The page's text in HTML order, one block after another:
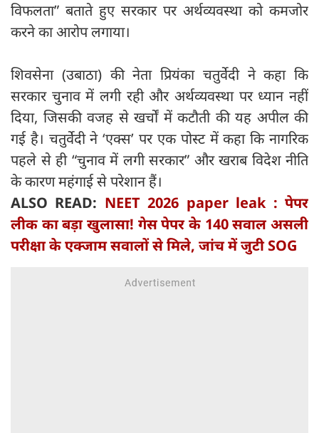
विफलता” बताते हुए सरकार पर अर्थव्यवस्था को कमजोर
करने का आरोप लगाया।
शिवसेना (उबाठा) की नेता प्रियंका चतुर्वेदी ने कहा कि
सरकार चुनाव में लगी रही और अर्थव्यवस्था पर ध्यान नहीं
दिया, जिसकी वजह से खर्चों में कटौती की यह अपील की
गई है। चतुर्वेदी ने ‘एक्स’ पर एक पोस्ट में कहा कि नागरिक
पहले से ही “चुनाव में लगी सरकार” और खराब विदेश नीति
के कारण महंगाई से परेशान हैं।
ALSO READ: NEET 2026 paper leak : पेपर
लीक का बड़ा खुलासा! गेस पेपर के 140 सवाल असली
परीक्षा के एक्जाम सवालों से मिले, जांच में जुटी SOG